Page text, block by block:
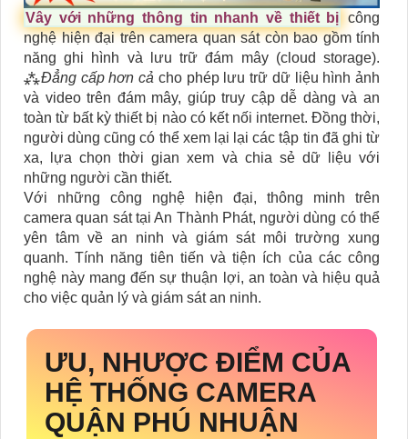
Vây với những thông tin nhanh về thiết bị công
nghệ hiện đại trên camera quan sát còn bao gồm tính
năng ghi hình và lưu trữ đám mây (cloud storage).
⁂Đẳng cấp hơn cả cho phép lưu trữ dữ liệu hình ảnh
và video trên đám mây, giúp truy cập dễ dàng và an
toàn từ bất kỳ thiết bị nào có kết nối internet. Đồng thời,
người dùng cũng có thể xem lại lại các tập tin đã ghi từ
xa, lựa chọn thời gian xem và chia sẻ dữ liệu với
những người cần thiết.
Với những công nghệ hiện đại, thông minh trên
camera quan sát tại An Thành Phát, người dùng có thể
yên tâm về an ninh và giám sát môi trường xung
quanh. Tính năng tiên tiến và tiện ích của các công
nghệ này mang đến sự thuận lợi, an toàn và hiệu quả
cho việc quản lý và giám sát an ninh.
ƯU, NHƯỢC ĐIỂM CỦA
HỆ THỐNG CAMERA
QUẬN PHÚ NHUẬN